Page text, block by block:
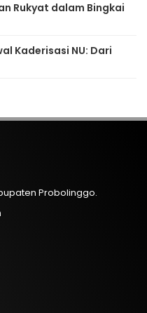
Rukyat dalam Bingkai
Kaderisasi NU: Dari
Probolinggo.